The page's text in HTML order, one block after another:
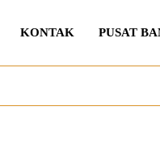
KONTAK PUSAT